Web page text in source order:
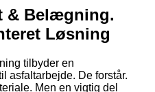
& Belægning.
Løsning
tilbyder en
asfaltarbejde. De forstår.
Men en vigtig del